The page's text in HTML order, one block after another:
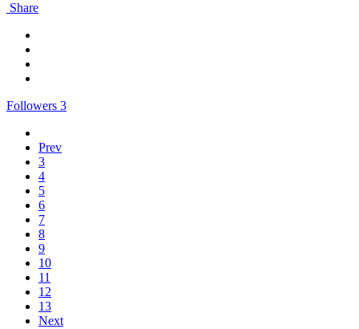
Share
Followers 3
Prev
3
4
5
6
7
8
9
10
11
12
13
Next